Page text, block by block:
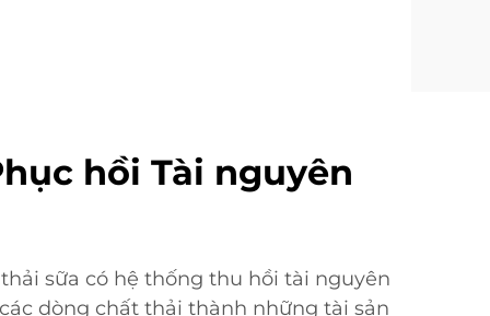
hồi Tài nguyên
sữa có hệ thống thu hồi tài nguyên
dòng chất thải thành những tài sản